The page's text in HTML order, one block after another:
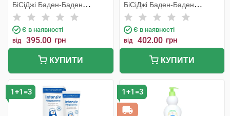
БіСіДжі Баден-Баден
Косметікс Груп Гмбх
Є в наявності
від 395.00 грн
КУПИТИ
БіСіДжі Баден-Баден
Косметікс Груп Гмбх
Є в наявності
від 402.00 грн
КУПИТИ
1+1=3 1+1=3